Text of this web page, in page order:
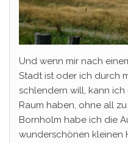
Und wenn mir nach
Stadt ist oder ich durch
schlendern will, kann
Raum haben, ohne all
Bornholm habe ich die
wunderschönen kleinen